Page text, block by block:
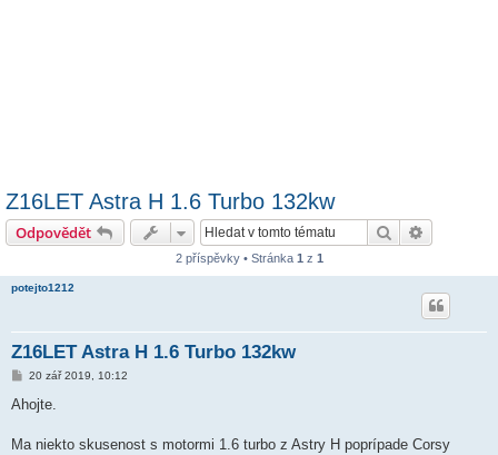
Z16LET Astra H 1.6 Turbo 132kw
Odpovědět Hledat
2 příspěvky • Stránka 1 z 1
potejto1212
Z16LET Astra H 1.6 Turbo 132kw
P
í
ě
20 zář 2019, 10:12
Ahojte.
Ma niekto skusenost s motormi 1.6 turbo z Astry H poprípade Corsy